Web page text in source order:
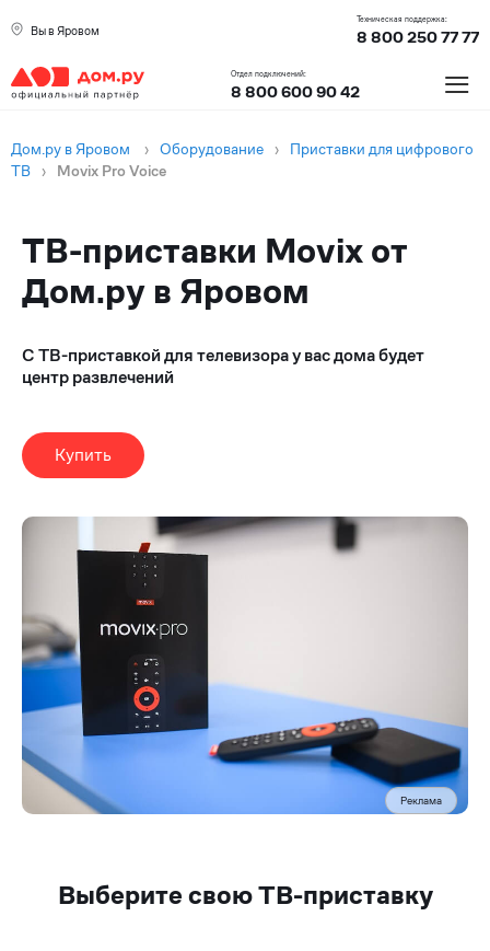
Вы в Яровом
Техническая поддержка:
8 800 250 77 77
Отдел подключений:
8 800 600 90 42 ≡
Дом.ру в Яровом › Оборудование ›
Приставки для цифрового
ТВ › Movix Pro Voice
ТВ-приставки Movix от
Дом.ру в Яровом
С ТВ-приставкой для телевизора у вас дома будет
центр развлечений
Купить
Реклама
Выберите свою ТВ-приставку